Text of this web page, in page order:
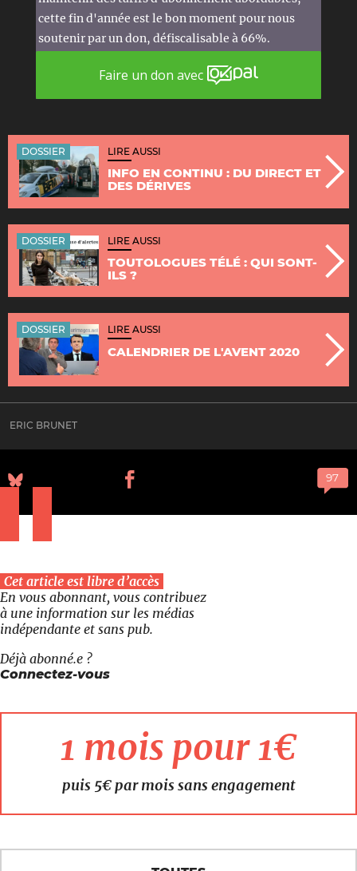
cette fin d'année est le bon moment pour nous
soutenir par un don, défiscalisable à 66%.
Faire un don avec
DOSSIER LIRE AUSSI
INFO EN CONTINU : DU DIRECT ET
DES DÉRIVES
DOSSIER LIRE AUSSI
TOUTOLOGUES TÉLÉ : QUI SONT-
ILS ?
DOSSIER LIRE AUSSI
CALENDRIER DE L'AVENT 2020
ERIC BRUNET
Cet article est libre d’accès
En vous abonnant, vous contribuez
à une information sur les médias
indépendante et sans pub.
Déjà abonné.e ?
Connectez-vous
1 mois pour 1€
puis 5€ par mois sans engagement